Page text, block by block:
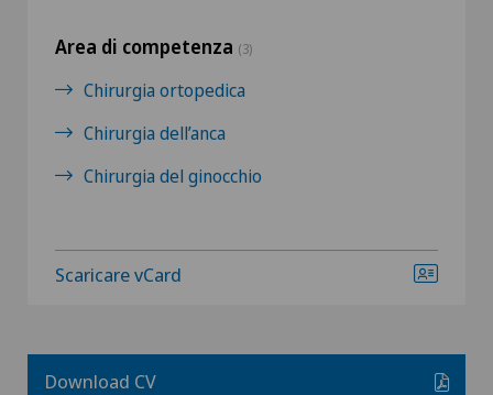
Area di competenza (3)
Chirurgia ortopedica
Chirurgia dell’anca
Chirurgia del ginocchio
Scaricare vCard
Download CV